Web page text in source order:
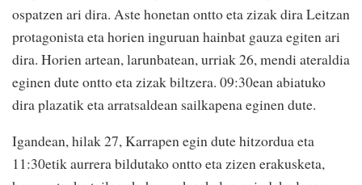
ospatzen ari dira. Aste honetan ontto eta zizak dira Leitzan
protagonista eta horien inguruan hainbat gauza egiten ari
dira. Horien artean, larunbatean, urriak 26, mendi ateraldia
eginen dute ontto eta zizak biltzera. 09:30ean abiatuko
dira plazatik eta arratsaldean sailkapena eginen dute.
Igandean, hilak 27, Karrapen egin dute hitzordua eta
11:30etik aurrera bildutako ontto eta zizen erakusketa,